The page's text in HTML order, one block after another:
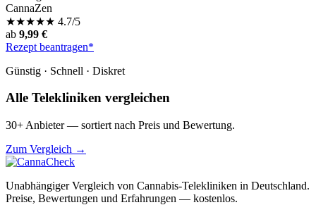
CannaZen
★★★★★ 4.7/5
ab 9,99 €
Rezept beantragen*
Günstig · Schnell · Diskret
Alle Telekliniken vergleichen
30+ Anbieter — sortiert nach Preis und Bewertung.
Zum Vergleich →
Unabhängiger Vergleich von Cannabis-Telekliniken in Deutschland.
Preise, Bewertungen und Erfahrungen — kostenlos.